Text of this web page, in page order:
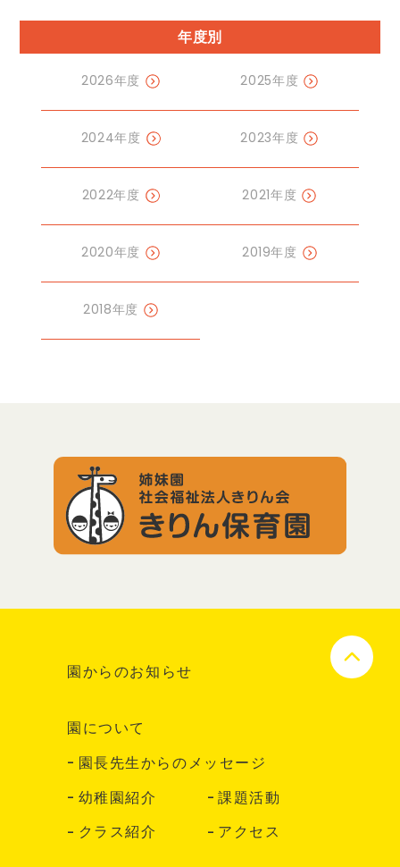
年度別
2026年度 2025年度
2024年度 2023年度
2022年度 2021年度
2020年度 2019年度
2018年度
園からのお知らせ
園について
園長先生からのメッセージ
幼稚園紹介
課題活動
クラス紹介
アクセス